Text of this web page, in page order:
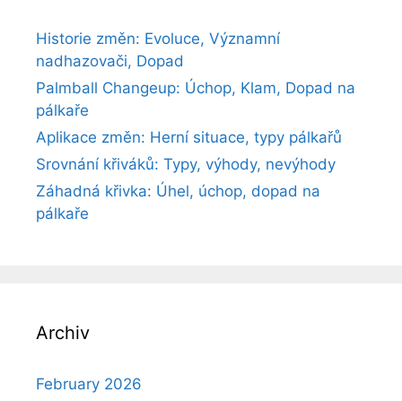
Historie změn: Evoluce, Významní
nadhazovači, Dopad
Palmball Changeup: Úchop, Klam, Dopad na
pálkaře
Aplikace změn: Herní situace, typy pálkařů
Srovnání křiváků: Typy, výhody, nevýhody
Záhadná křivka: Úhel, úchop, dopad na
pálkaře
Archiv
February 2026